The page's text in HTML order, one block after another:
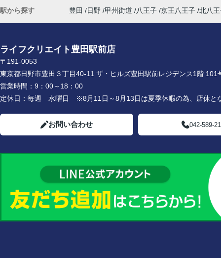
駅から探す 豊田 日野 甲州街道 八王子 京王八王子 北八
ライフクリエイト豊田駅前店
〒191-0053
東京都日野市豊田３丁目40-11 ザ・ヒルズ豊田駅前レジデンス1階 101
営業時間： 9：00～18：00
定休日： 毎週 水曜日 ※8月11日～8月13日は夏季休暇の為、店休と
お問い合わせ 042-589-